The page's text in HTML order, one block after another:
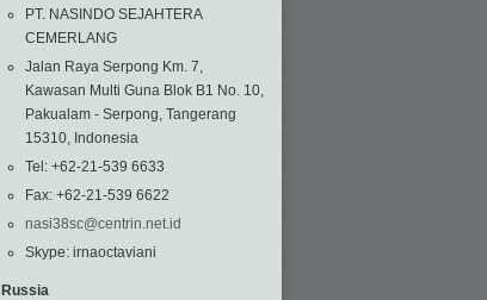
PT. NASINDO SEJAHTERA
CEMERLANG
Jalan Raya Serpong Km. 7,
Kawasan Multi Guna Blok B1 No. 10,
Pakualam - Serpong, Tangerang
15310, Indonesia
Tel: +62-21-539 6633
Fax: +62-21-539 6622
nasi38sc@centrin.net.id
Skype: irnaoctaviani
Russia